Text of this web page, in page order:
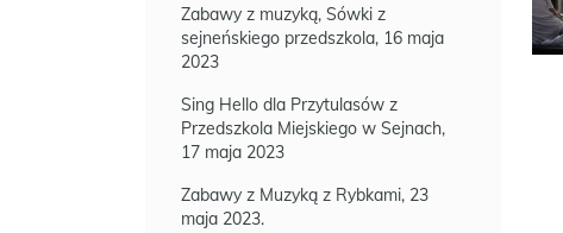
Zabawy z muzyką, Sówki z
sejneńskiego przedszkola, 16 maja
2023
Sing Hello dla Przytulasów z
Przedszkola Miejskiego w Sejnach,
17 maja 2023
Zabawy z Muzyką z Rybkami, 23
maja 2023.